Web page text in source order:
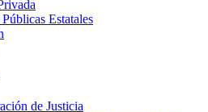
Estatales
de Justicia